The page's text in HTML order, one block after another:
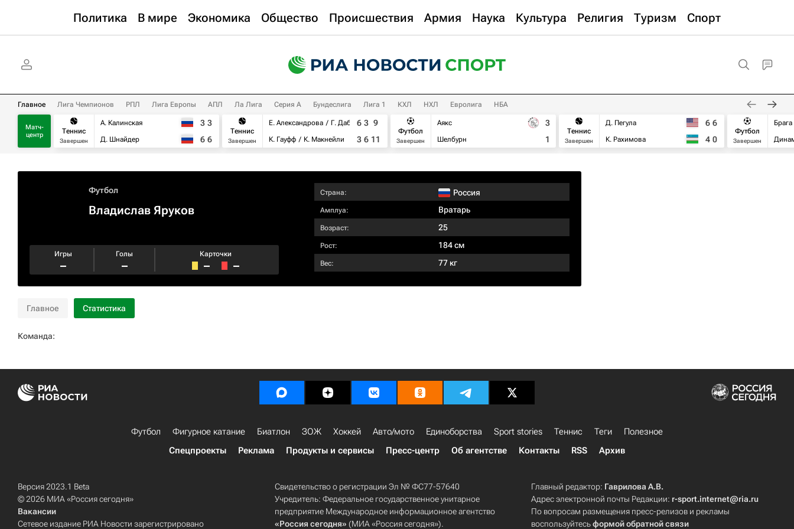
Политика В мире Экономика Общество Происшествия Армия Наука Культура Религия Туризм Спорт
Главное Лига Чемпионов РПЛ Лига Европы АПЛ Ла Лига Серия А Бундеслига Лига 1 КХЛ НХЛ Евролига НБА
Матч-
центр
Теннис
Завершен
А. Калинская
Д. Шнайдер
3 3
6 6
Теннис
Завершен
Е. Александрова
Г. Дабровски
К. Гауфф
К. Макнейли
6 3 9
3 6 11
Футбол
Завершен
Аякс
Шелбурн
3
1
Теннис
Завершен
Д. Пегула
К. Рахимова
6 6
4 0
Футбол
Завершен
Брага
Футбол
Владислав Яруков
Игры
–
Голы
–
Карточки
– –
Страна: Россия
Амплуа: Вратарь
Возраст: 25
Рост: 184 см
Вес: 77 кг
Главное Статистика
Команда:
Футбол Фигурное катание Биатлон ЗОЖ Хоккей Авто/мото Единоборства Sport stories Теннис Теги
Полезное
Спецпроекты
Реклама Продукты и сервисы Пресс-центр Об агентстве Контакты RSS Архив
Версия 2023.1 Beta
© 2026 МИА «Россия сегодня»
Вакансии
Сетевое издание РИА Новости зарегистрировано
Свидетельство о регистрации Эл № ФС77-57640
Учредитель: Федеральное государственное унитарное
предприятие Международное информационное агентство
«Россия сегодня» (МИА «Россия сегодня»).
Главный редактор: Гаврилова А.В.
Адрес электронной почты Редакции: r-sport.internet@ria.ru
По вопросам размещения пресс-релизов и рекламы
воспользуйтесьформой обратной связи